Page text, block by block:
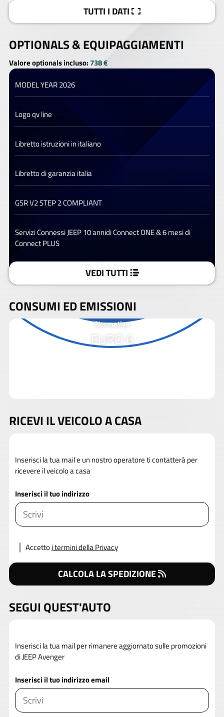
TUTTI I DATI
OPTIONALS &EQUIPAGGIAMENTI
Valore optionals incluso: 738 €
MODEL YEAR 2026
Logo qv line
Libretto istruzioni in italiano
Libretto di garanzia italia
GSR V2 STEP 2 COMPLIANT
Servizi Connessi JEEP 10 annidi Connect ONE & 6 mesi di
Connect PLUS
VEDI TUTTI
CONSUMI ED EMISSIONI
Normativa
EURO 6
RICEVI IL VEICOLO A CASA
Inserisci la tua mail e un nostro operatore ti contatterà per
ricevere il veicolo a casa
Inserisci il tuo indirizzo
Accettoi termini della Privacy
CALCOLA LA SPEDIZIONE
SEGUI QUEST'AUTO
Inserisci la tua mail per rimanere aggiornato sulle promozioni
di JEEP Avenger
Inserisci il tuo indirizzo email